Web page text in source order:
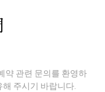
약 관련 문의를 환영하
주시기 바랍니다.